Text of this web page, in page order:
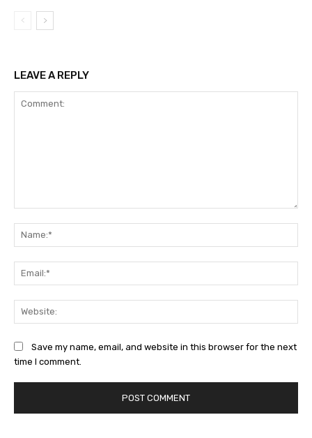
LEAVE A REPLY
Save my name, email, and website in this browser for the next
time I comment.